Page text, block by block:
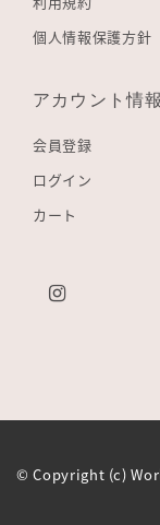
個人情報保護方針
アカウント情報
会員登録
ログイン
カート
© Copyright (c)